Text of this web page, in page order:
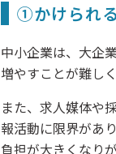
①かけられ
中小企業は、大企
増やすことが難し
また、求人媒体や
報活動に限界があ
負担が大きくなりが